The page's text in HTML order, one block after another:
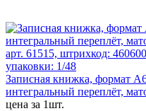
арт. 61515, штрихкод:
упаковки: 1/48
Записная книжка, формат
интегральный переплёт,
цена за 1шт.